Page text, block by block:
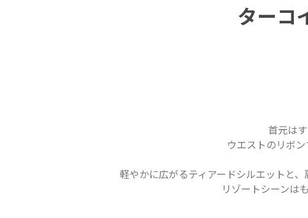
ターコ
首元は
ウエストのリボ
軽やかに広がるティアードシルエットと
リゾートシーンは